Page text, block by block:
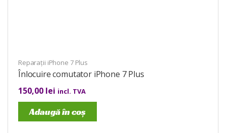
Reparații iPhone 7 Plus
Înlocuire comutator iPhone 7 Plus
150,00 lei incl. TVA
Adaugă în coș